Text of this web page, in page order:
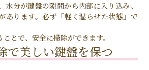
水分が鍵盤の隙間から内部に入り込み、
あります。必ず「軽く湿らせた状態」で
とで、安全に掃除ができます。
で美しい鍵盤を保つ